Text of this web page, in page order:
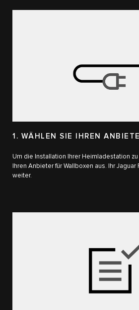
1. WÄHLEN SIE IHREN
Um die Installation Ihrer Heimladestation
Ihren Anbieter für Wallboxen​ aus. Ihr
weiter.